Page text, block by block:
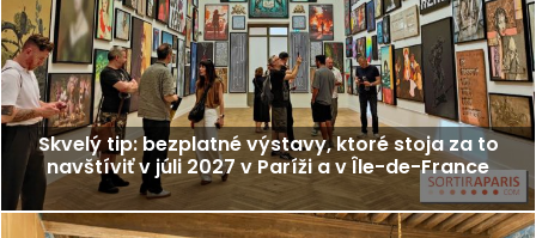
Skvelý tip: bezplatné výstavy, ktoré stoja za to
navštíviť v júli 2027 v Paríži a v Île-de-France